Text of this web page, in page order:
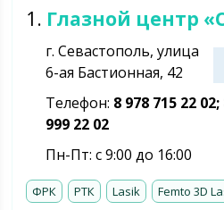
1. Глазной центр
г. Севастополь, улица
6-ая Бастионная, 42
Телефон: 8 978 715 22
999 22 02
Пн-Пт: с 9:00 до 16:00
ФРК РТК Lasik Femto 3D